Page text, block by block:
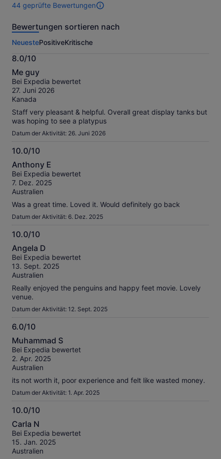
44 geprüfte Bewertungen
44
dieser
Weitere
Informationen
zu
unseren
geprüften
Bewertungen.
Bewertungen sortieren nach
NeuestePositiveKritische
8.0/10
8.0
von
10
Me guy
Bei Expedia bewertet
27. Juni 2026
Kanada
Staff very pleasant & helpful. Overall great display tanks but
was hoping to see a platypus
Datum der Aktivität: 26. Juni 2026
10.0/10
10.0
von
10
Anthony E
Bei Expedia bewertet
7. Dez. 2025
Australien
Was a great time. Loved it. Would definitely go back
Datum der Aktivität: 6. Dez. 2025
10.0/10
10.0
von
10
Angela D
Bei Expedia bewertet
13. Sept. 2025
Australien
Really enjoyed the penguins and happy feet movie. Lovely
venue.
Datum der Aktivität: 12. Sept. 2025
6.0/10
6.0
von
10
Muhammad S
Bei Expedia bewertet
2. Apr. 2025
Australien
its not worth it, poor experience and felt like wasted money.
Datum der Aktivität: 1. Apr. 2025
10.0/10
10.0
von
10
Carla N
Bei Expedia bewertet
15. Jan. 2025
Australien